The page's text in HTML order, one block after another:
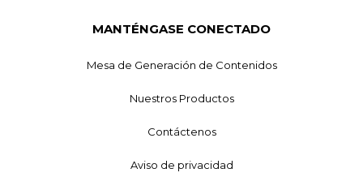
MANTÉNGASE CONECTADO
Mesa de Generación de Contenidos
Nuestros Productos
Contáctenos
Aviso de privacidad